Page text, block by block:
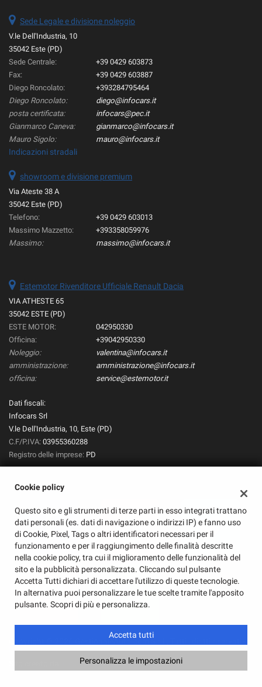
Sede Legale e divisione noleggio
V.le Dell'Industria, 10
35042 Este (PD)
Sede Centrale:
+39 0429 603873
Fax:
+39 0429 603887
Diego Roncolato:
+393284795464
Diego Roncolato:
diego@infocars.it
posta certificata:
infocars@pec.it
Gianmarco Caneva:
gianmarco@infocars.it
Mauro Sigolo:
mauro@infocars.it
Indicazioni stradali
showroom e divisione premium
Via Ateste 38 A
35042 Este (PD)
Telefono:
+39 0429 603013
Massimo Mazzetto:
+393358059976
Massimo:
massimo@infocars.it
Estemotor Rivenditore Ufficiale Renault Dacia
VIA ATHESTE 65
35042 ESTE (PD)
ESTE MOTOR:
042950330
Officina:
+39042950330
Noleggio:
valentina@infocars.it
amministrazione:
amministrazione@infocars.it
officina:
service@estemotor.it
Dati fiscali:
Infocars Srl
V.le Dell'Industria, 10, Este (PD)
C.F/P.IVA: 03955360288
Registro delle imprese: PD
Leggi l'informativa sulla privacy-Cookie Policy
GestionaleAuto.com
Cookie policy
Questo sito e gli strumenti di terze parti in esso integrati trattano
dati personali (es. dati di navigazione o indirizzi IP) e fanno uso
di Cookie, Pixel, Tags o altri identificatori necessari per il
funzionamento e per il raggiungimento delle finalità descritte
nella cookie policy, tra cui il miglioramento delle funzionalità del
sito e la pubblicità personalizzata. Cliccando sul pulsante
Accetta Tutti dichiari di accettare l'utilizzo di queste tecnologie.
In alternativa puoi personalizzare le tue scelte tramite l'apposito
pulsante. Scopri di più e personalizza.
Accetta tutti
Personalizza le impostazioni